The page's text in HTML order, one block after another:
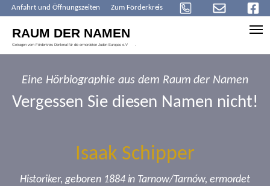
Anfahrt und Öffnungszeiten Zum Förderkreis
Eine Hörbiographie aus dem Raum der Namen
Vergessen Sie diesen Namen nicht!
Isaak Schipper
Historiker, geboren 1884 in Tarnow/Tarnów, ermordet